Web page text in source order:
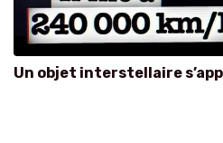
Un objet interstellaire